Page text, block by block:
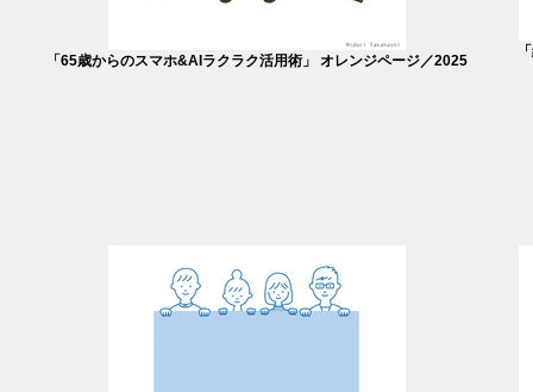
「65歳からのスマホ&AIラクラク活用術」 オレンジページ／2025